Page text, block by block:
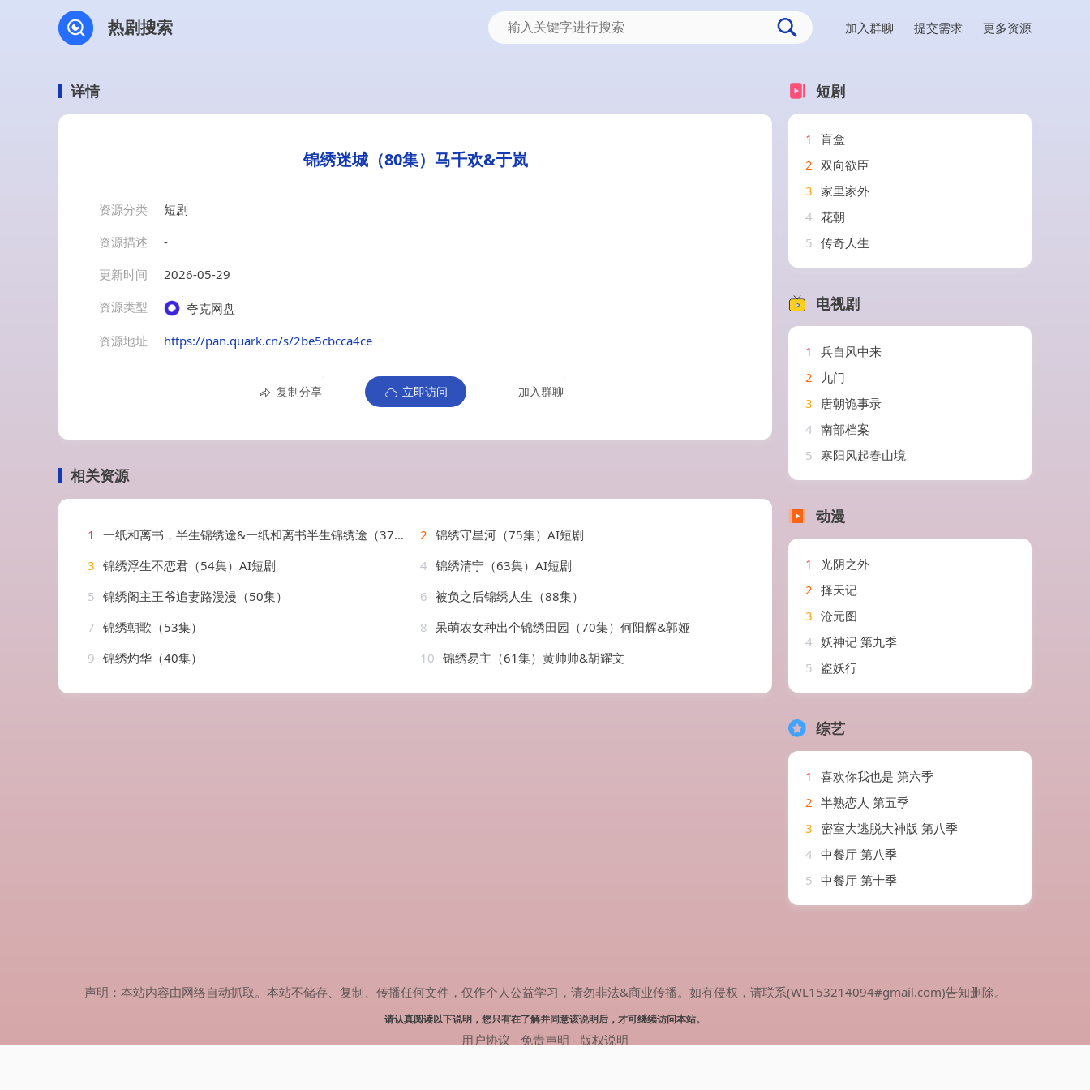
热剧搜索 加入群聊 提交需求 更多资源
详情
锦绣迷城（80集）马千欢&于岚
资源分类
短剧
资源描述
-
更新时间
2026-05-29
资源类型
夸克网盘
资源地址
https://pan.quark.cn/s/2be5cbcca4ce
复制分享 立即访问 加入群聊
相关资源
1 一纸和离书，半生锦绣途&一纸和离书半生锦绣途（37集）AI短剧 2 锦绣守星河（75集）AI短剧
3 锦绣浮生不恋君（54集）AI短剧 4 锦绣清宁（63集）AI短剧
5 锦绣阁主王爷追妻路漫漫（50集） 6 被负之后锦绣人生（88集）
7 锦绣朝歌（53集） 8 呆萌农女种出个锦绣田园（70集）何阳辉&郭娅
9 锦绣灼华（40集） 10 锦绣易主（61集）黄帅帅&胡耀文
短剧
1
盲盒
2 双向欲臣
3 家里家外
4 花朝
5 传奇人生
电视剧
1
兵自风中来
2 九门
3 唐朝诡事录
4 南部档案
5 寒阳风起春山境
动漫
1
光阴之外
2 择天记
3 沧元图
4 妖神记 第九季
5 盗妖行
综艺
1
喜欢你我也是 第六季
2 半熟恋人 第五季
3 密室大逃脱大神版 第八季
4 中餐厅 第八季
5 中餐厅 第十季
声明：本站内容由网络自动抓取。本站不储存、复制、传播任何文件，仅作个人公益学习，请勿非法&商业传播。如有侵权，请联系(WL153214094#gmail.com)告知删除。
请认真阅读以下说明，您只有在了解并同意该说明后，才可继续访问本站。
用户协议 - 免责声明 - 版权说明